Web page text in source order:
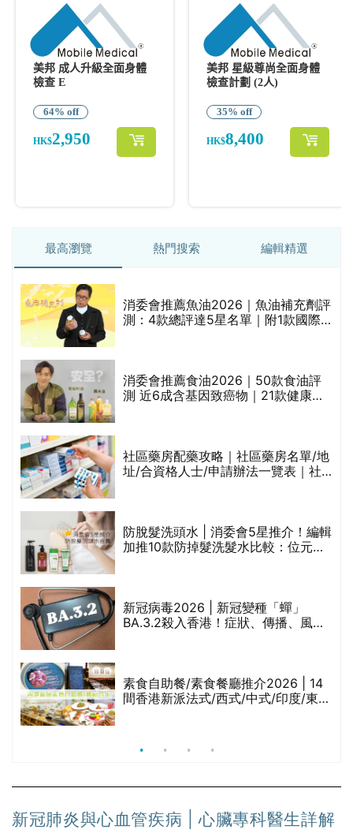
最高瀏覽 熱門搜索 編輯精選
消委會推薦魚油2026｜魚油補充劑評
測：4款總評達5星名單｜附1款國際
消委會推薦食油2026｜50款食油評
測 近6成含基因致癌物｜21款健康煮
社區藥房配藥攻略｜社區藥房名單/地
址/合資格人士/申請辦法一覽表｜社
防脫髮洗頭水 | 消委會5星推介！編輯
加推10款防掉髮洗髮水比較：位元
新冠病毒2026 | 新冠變種「蟬」
BA.3.2殺入香港！症狀、傳播、風險
素食自助餐/素食餐廳推介2026 | 14
間香港新派法式/西式/中式/印度/東南
新冠肺炎與心血管疾病 | 心臟專科醫生詳解